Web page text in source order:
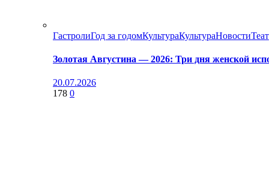
ГастролиГод за годомКультураКультураНовости
Золотая Августина — 2026: Три дня женской
20.07.2026
178 0